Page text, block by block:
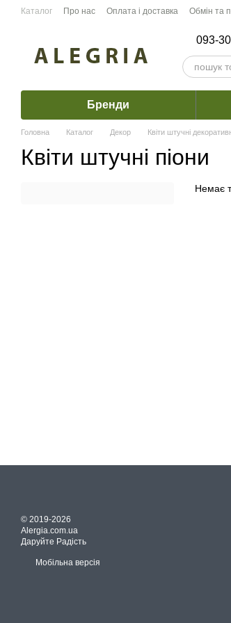
Перейти до основного контенту
Каталог Про нас Оплата і доставка Обмін та
093-
Бренди
Головна Каталог Декор Квіти штучні
Квіти штучні піони
Немає
© 2019-2026
Alergia.com.ua
Даруйте Радість
Мобільна версія